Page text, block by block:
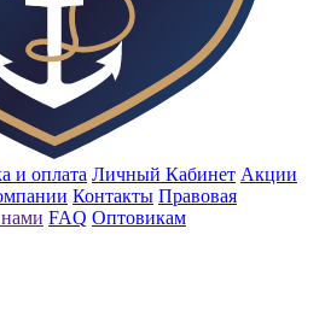
и оплата Личный Кабинет Акции
Контакты Правовая
нами FAQ Оптовикам